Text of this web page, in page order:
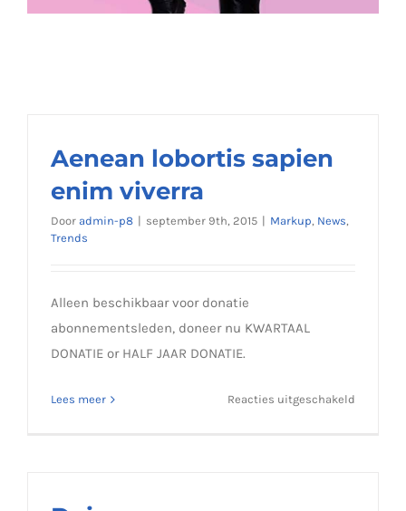
Aenean lobortis sapien
enim viverra
Door admin-p8 | september 9th, 2015 | Markup, News,
Trends
Alleen beschikbaar voor donatie
abonnementsleden, doneer nu KWARTAAL
DONATIE or HALF JAAR DONATIE.
Lees meer Reacties uitgeschakeld